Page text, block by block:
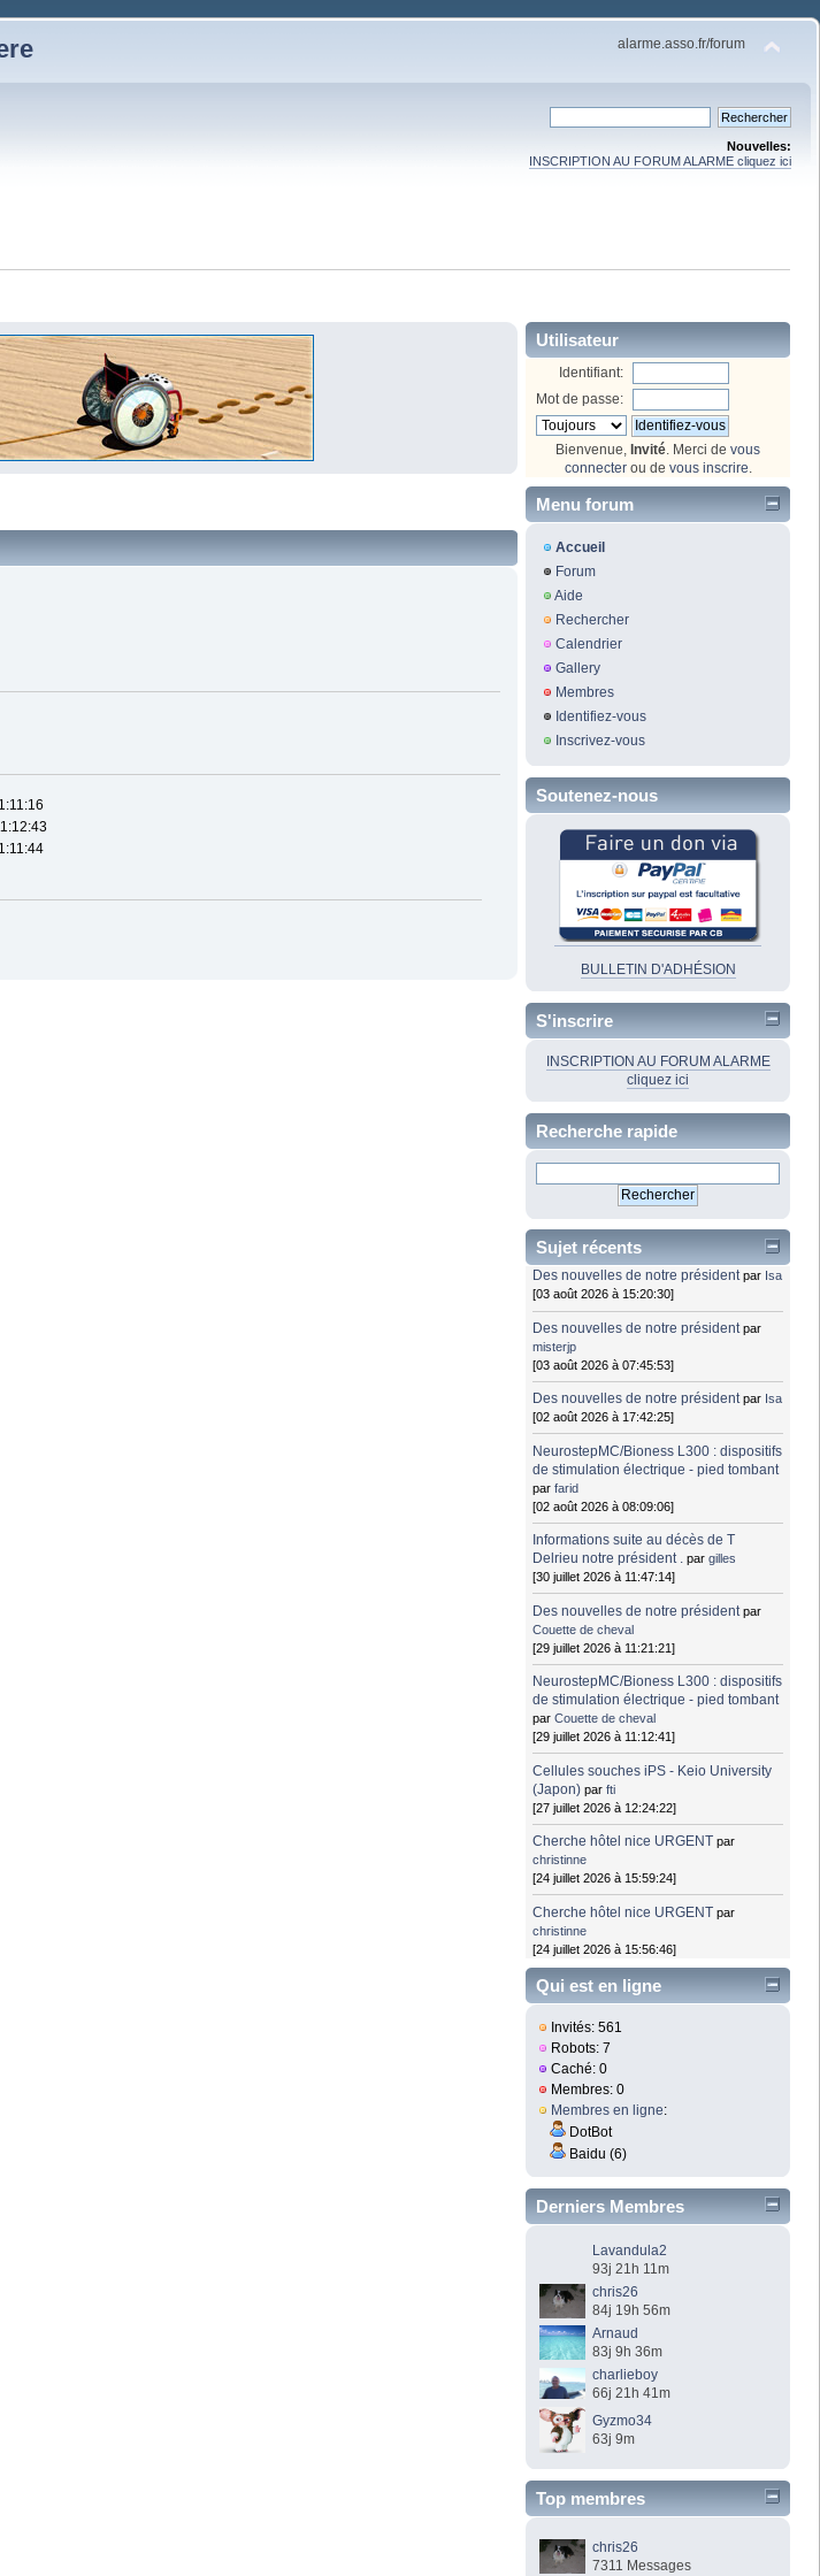
alarme.asso.fr/forum
Nouvelles:
INSCRIPTION AU FORUM ALARME cliquez ici
Utilisateur
Identifiant:
Mot de passe:
Bienvenue, Invité . Merci de vous
connecterou de vous inscrire
Menu forum
Accueil
Forum
Aide
Rechercher
Calendrier
Gallery
Membres
Identifiez-vous
Inscrivez-vous
Soutenez-nous
BULLETIN D'ADHÉSION
S'inscrire
INSCRIPTION AU FORUM ALARME
cliquez ici
Recherche rapide
Sujet récents
Des nouvelles de notre président par Isa
[03 août 2026 à 15:20:30]
Des nouvelles de notre président par
misterjp
[03 août 2026 à 07:45:53]
Des nouvelles de notre président par Isa
[02 août 2026 à 17:42:25]
NeurostepMC/Bioness L300 : dispositifs
de stimulation électrique - pied tombant
parfarid
[02 août 2026 à 08:09:06]
Informations suite au décès de T
Delrieu notre président . pargilles
[30 juillet 2026 à 11:47:14]
Des nouvelles de notre président par
Couette de cheval
[29 juillet 2026 à 11:21:21]
NeurostepMC/Bioness L300 : dispositifs
de stimulation électrique - pied tombant
parCouette de cheval
[29 juillet 2026 à 11:12:41]
Cellules souches iPS - Keio University
(Japon) parfti
[27 juillet 2026 à 12:24:22]
Cherche hôtel nice URGENT par
christinne
[24 juillet 2026 à 15:59:24]
Cherche hôtel nice URGENT par
christinne
[24 juillet 2026 à 15:56:46]
Qui est en ligne
Invités: 561
Robots: 7
Caché: 0
Membres: 0
Membres en ligne:
DotBot
Baidu (6)
Derniers Membres
Lavandula2
93j 21h 11m
chris26
84j 19h 56m
Arnaud
83j 9h 36m
charlieboy
66j 21h 41m
Gyzmo34
63j 9m
Top membres
chris26
7311 Messages